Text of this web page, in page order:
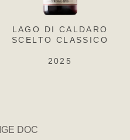
PINOT GRIGIO
2025
LAGO DI CALDARO
SCELTO CLASSICO
2025
DOC